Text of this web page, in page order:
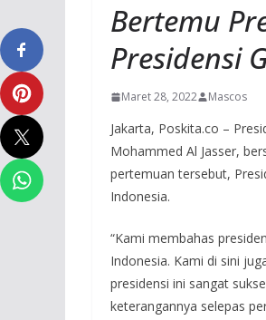
Bertemu
Presidensi
Maret 28, 2022 Mascos
Jakarta, Poskita.co –
Mohammed Al Jasser,
pertemuan tersebut,
Indonesia.
“Kami membahas
Indonesia. Kami di sini
presidensi ini sangat
keterangannya selepas